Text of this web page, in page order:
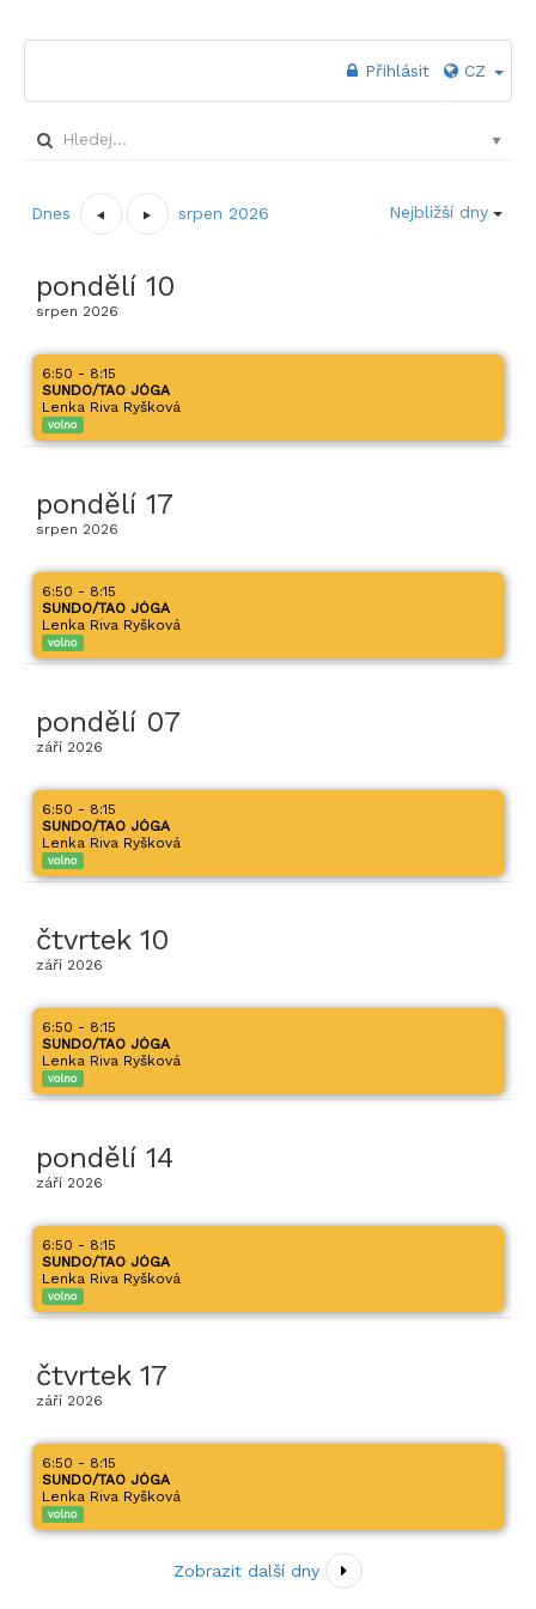
Přihlásit CZ
Dnes srpen 2026 Nejbližší dny
pondělí 10
srpen 2026
6:50 - 8:15
SUNDO/TAO JÓGA
Lenka Riva Ryšková
volno
pondělí 17
srpen 2026
6:50 - 8:15
SUNDO/TAO JÓGA
Lenka Riva Ryšková
volno
pondělí 07
září 2026
6:50 - 8:15
SUNDO/TAO JÓGA
Lenka Riva Ryšková
volno
čtvrtek 10
září 2026
6:50 - 8:15
SUNDO/TAO JÓGA
Lenka Riva Ryšková
volno
pondělí 14
září 2026
6:50 - 8:15
SUNDO/TAO JÓGA
Lenka Riva Ryšková
volno
čtvrtek 17
září 2026
6:50 - 8:15
SUNDO/TAO JÓGA
Lenka Riva Ryšková
volno
Zobrazit další dny